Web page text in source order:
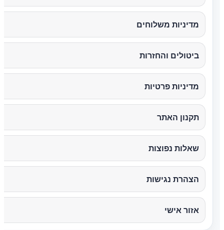
מדיניות משלוחים
ביטולים והחזרות
מדיניות פרטיות
תקנון האתר
שאלות נפוצות
הצהרת נגישות
אזור אישי